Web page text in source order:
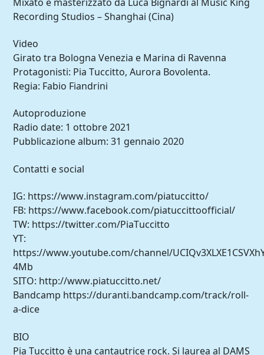
Recording Studios – Shanghai (Cina)
Video
Girato tra Bologna Venezia e Marina di Ravenna
Protagonisti: Pia Tuccitto, Aurora Bovolenta.
Regia: Fabio Fiandrini
Autoproduzione
Radio date: 1 ottobre 2021
Pubblicazione album: 31 gennaio 2020
Contatti e social
IG: https://www.instagram.com/piatuccitto/
FB: https://www.facebook.com/piatuccittoofficial/
TW: https://twitter.com/PiaTuccitto
YT:
https://www.youtube.com/channel/
4Mb
SITO: http://www.piatuccitto.net/
Bandcamp https://duranti.bandcamp.com/track/roll-
a-dice
BIO
Pia Tuccitto è una cantautrice rock. Si laurea al DAMS